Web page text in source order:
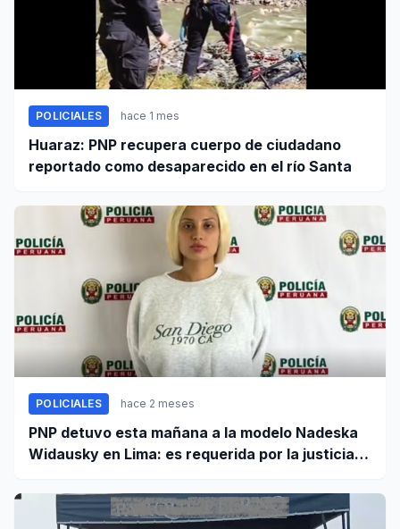
POLICIALES hace 1 mes
Huaraz: PNP recupera cuerpo de ciudadano
reportado como desaparecido en el río Santa
POLICIALES hace 2 meses
PNP detuvo esta mañana a la modelo Nadeska
Widausky en Lima: es requerida por la justicia